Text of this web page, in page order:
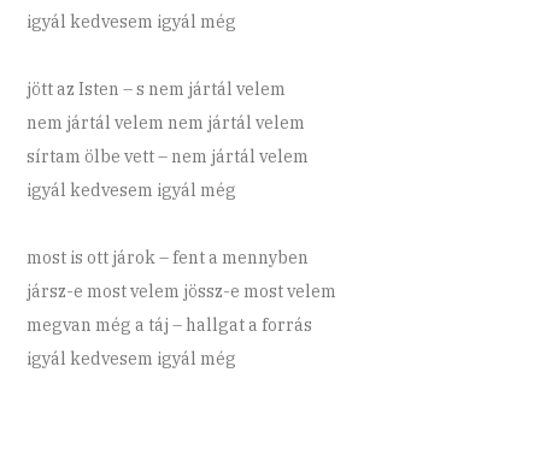
igyál kedvesem igyál még
jött az Isten – s nem jártál velem
nem jártál velem nem jártál velem
sírtam ölbe vett – nem jártál velem
igyál kedvesem igyál még
most is ott járok – fent a mennyben
jársz-e most velem jössz-e most velem
megvan még a táj – hallgat a forrás
igyál kedvesem igyál még